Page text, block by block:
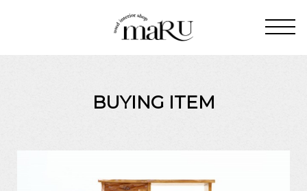
BUYING ITEM